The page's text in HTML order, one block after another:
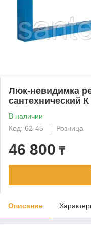
Люк-невидимка
сантехнический К
В наличии
Код: 62-45
Розница
46 800 ₸
Описание